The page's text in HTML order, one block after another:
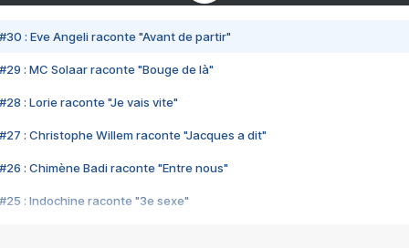
#30 : Eve Angeli raconte "Avant de partir"
#29 : MC Solaar raconte "Bouge de là"
#28 : Lorie raconte "Je vais vite"
#27 : Christophe Willem raconte "Jacques a dit"
#26 : Chimène Badi raconte "Entre nous"
#25 : Indochine raconte "3e sexe"